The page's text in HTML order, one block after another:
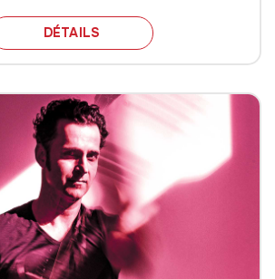
DÉTAILS MCCOY TYNER, LE 27